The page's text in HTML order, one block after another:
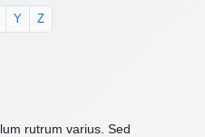
Y Z
rutrum varius. Sed